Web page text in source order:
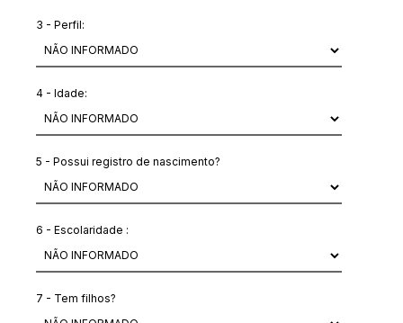
3 - Perfil:
4 - Idade:
5 - Possui registro de nascimento?
6 - Escolaridade :
7 - Tem filhos?